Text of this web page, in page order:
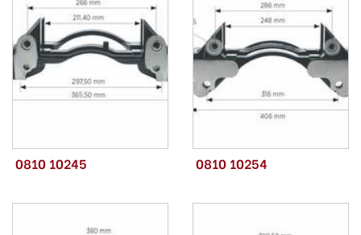
0810 10245 0810 10254